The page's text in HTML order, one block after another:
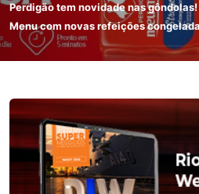
Perdigão tem novidade nas
Menu com novas refeições